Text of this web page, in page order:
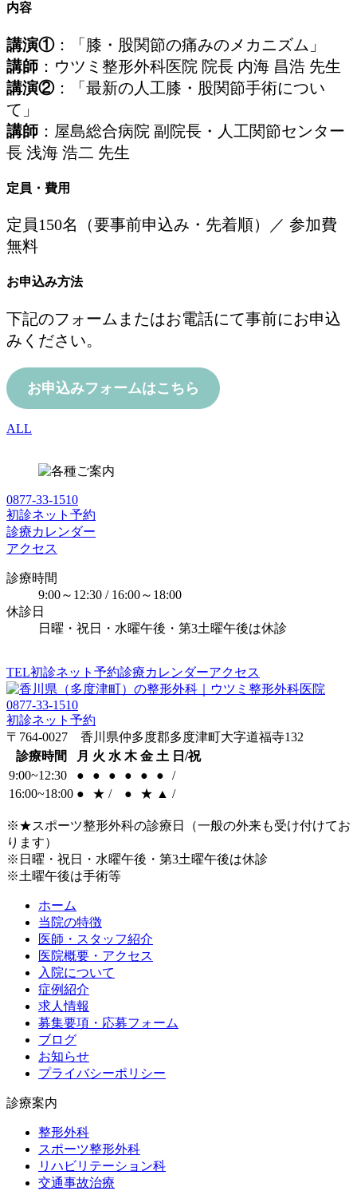
内容
講演①：「膝・股関節の痛みのメカニズム」
講師 ：ウツミ整形外科医院 院長 内海 昌浩 先生
講演②：「最新の人工膝・股関節手術につい
て」
講師 ：屋島総合病院 副院長・人工関節センター
長 浅海 浩二 先生
定員・費用
定員150名（要事前申込み・先着順）／ 参加費
無料
お申込み方法
下記のフォームまたはお電話にて事前にお申込
みください。
お申込みフォームはこちら
ALL
0877-33-1510
初診ネット予約
診療カレンダー
アクセス
診療時間
9:00～12:30 / 16:00～18:00
休診日
日曜・祝日・水曜午後・第3土曜午後は休診
TEL初診ネット予約診療カレンダーアクセス
0877-33-1510
初診ネット予約
〒764-0027 香川県仲多度郡多度津町大字道福寺132
診療時間
月 火 水 木 金 土 日/祝
9:00~12:30
● ● ● ● ● ●
/
16:00~18:00 ● ★ / ● ★ ▲ /
※★スポーツ整形外科の診療日（一般の外来も受け付けてお
ります）
※日曜・祝日・水曜午後・第3土曜午後は休診
※土曜午後は手術等
ホーム
当院の特徴
医師・スタッフ紹介
医院概要・アクセス
入院について
症例紹介
求人情報
募集要項・応募フォーム
ブログ
お知らせ
プライバシーポリシー
診療案内
整形外科
スポーツ整形外科
リハビリテーション科
交通事故治療